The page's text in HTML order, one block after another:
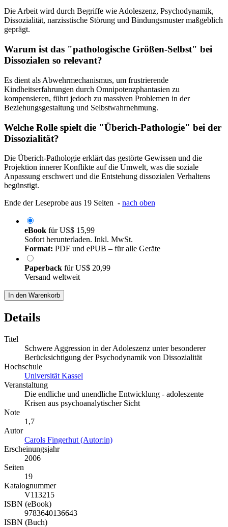
Die Arbeit wird durch Begriffe wie Adoleszenz, Psychodynamik,
Dissozialität, narzisstische Störung und Bindungsmuster maßgeblich
geprägt.
Warum ist das "pathologische Größen-Selbst" bei
Dissozialen so relevant?
Es dient als Abwehrmechanismus, um frustrierende
Kindheitserfahrungen durch Omnipotenzphantasien zu
kompensieren, führt jedoch zu massiven Problemen in der
Beziehungsgestaltung und Selbstwahrnehmung.
Welche Rolle spielt die "Überich-Pathologie" bei der
Dissozialität?
Die Überich-Pathologie erklärt das gestörte Gewissen und die
Projektion innerer Konflikte auf die Umwelt, was die soziale
Anpassung erschwert und die Entstehung dissozialen Verhaltens
begünstigt.
Ende der Leseprobe aus 19 Seiten - nach oben
eBook fürUS$ 15,99
Sofort herunterladen. Inkl. MwSt.
Format: PDF und ePUB – für alle Geräte
Paperback fürUS$ 20,99
Versand weltweit
In den Warenkorb
Details
Titel
Schwere Aggression in der Adoleszenz unter besonderer
Berücksichtigung der Psychodynamik von Dissozialität
Hochschule
Universität Kassel
Veranstaltung
Die endliche und unendliche Entwicklung - adoleszente
Krisen aus psychoanalytischer Sicht
Note
1,7
Autor
Carols Fingerhut (Autor:in)
Erscheinungsjahr
2006
Seiten
19
Katalognummer
V113215
ISBN (eBook)
9783640136643
ISBN (Buch)